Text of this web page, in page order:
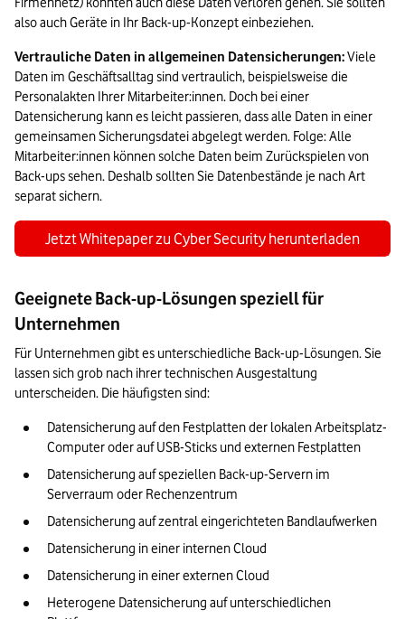
also auch Geräte in Ihr Back-up-Konzept einbeziehen.
Vertrauliche Daten in allgemeinen Datensicherungen: Viele
Daten im Geschäftsalltag sind vertraulich, beispielsweise die
Personalakten Ihrer Mitarbeiter:innen. Doch bei einer
Datensicherung kann es leicht passieren, dass alle Daten in einer
gemeinsamen Sicherungsdatei abgelegt werden. Folge: Alle
Mitarbeiter:innen können solche Daten beim Zurückspielen von
Back-ups sehen. Deshalb sollten Sie Datenbestände je nach Art
separat sichern.
Jetzt Whitepaper zu Cyber Security herunterladen
Geeignete Back-up-Lösungen speziell für
Unternehmen
Für Unternehmen gibt es unterschiedliche Back-up-Lösungen. Sie
lassen sich grob nach ihrer technischen Ausgestaltung
unterscheiden. Die häufigsten sind:
Datensicherung auf den Festplatten der lokalen Arbeitsplatz-
Computer oder auf USB-Sticks und externen Festplatten
Datensicherung auf speziellen Back-up-Servern im
Serverraum oder Rechenzentrum
Datensicherung auf zentral eingerichteten Bandlaufwerken
Datensicherung in einer internen Cloud
Datensicherung in einer externen Cloud
Heterogene Datensicherung auf unterschiedlichen